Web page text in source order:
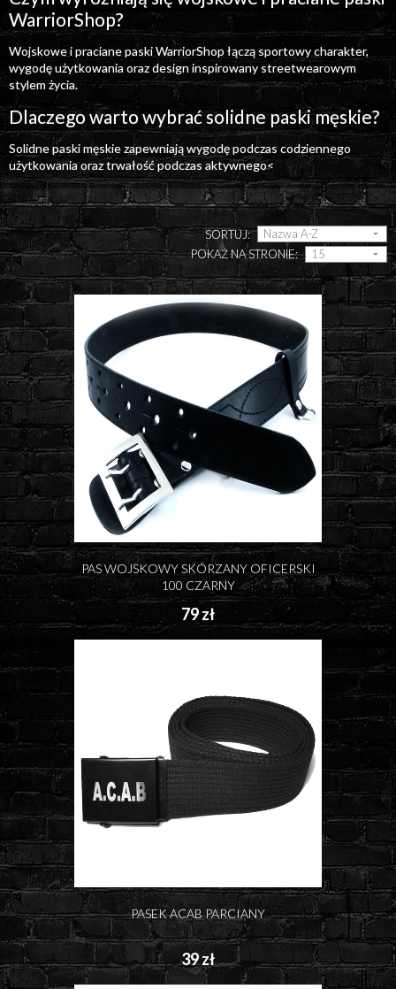
WarriorShop?
Wojskowe i praciane paski WarriorShop łączą sportowy charakter,
wygodę użytkowania oraz design inspirowany streetwearowym
stylem życia.
Dlaczego warto wybrać solidne paski męskie?
Solidne paski męskie zapewniają wygodę podczas codziennego
użytkowania oraz trwałość podczas aktywnego<
SORTUJ:
POKAŻ NA STRONIE:
PAS WOJSKOWY SKÓRZANY OFICERSKI
100 CZARNY
79 zł
PASEK ACAB PARCIANY
39 zł